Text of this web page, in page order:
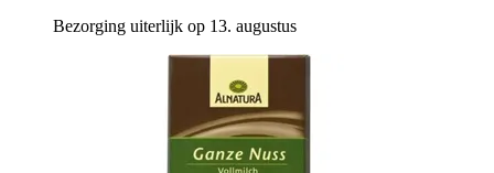
Bezorging uiterlijk op 13. augustus